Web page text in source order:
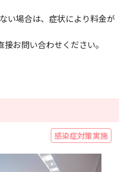
い場合は、症状により料金が
お問い合わせください。
感染症対策実施